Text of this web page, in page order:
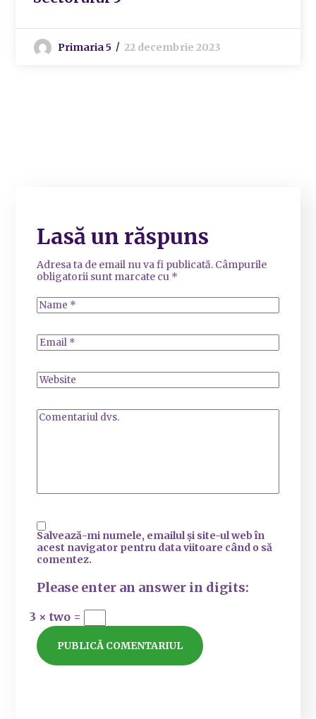
Primaria 5 22 decembrie 2023
Lasă un răspuns
Adresa ta de email nu va fi publicată. Câmpurile
obligatorii sunt marcate cu *
Salvează-mi numele, emailul și site-ul web în
acest navigator pentru data viitoare când o să
comentez.
Please enter an answer in digits:
3 × two =